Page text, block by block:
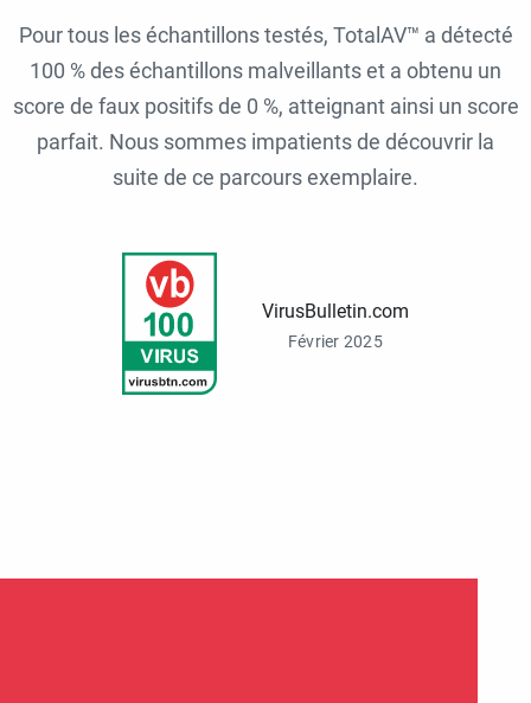
Pour tous les échantillons testés, TotalAV™ a détecté
100 % des échantillons malveillants et a obtenu un
score de faux positifs de 0 %, atteignant ainsi un score
parfait. Nous sommes impatients de découvrir la
suite de ce parcours exemplaire.
VirusBulletin.com
Février 2025